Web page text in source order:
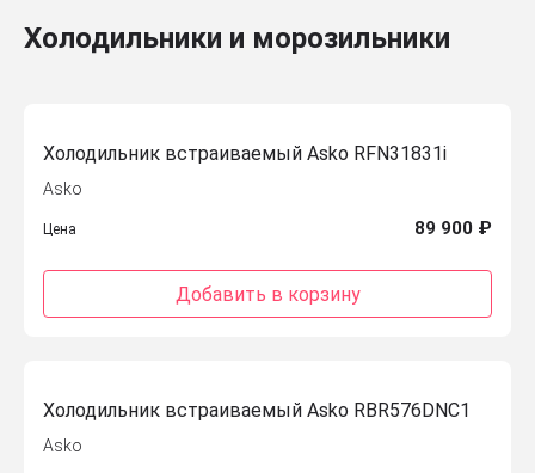
Холодильники и морозильники
Холодильник встраиваемый Asko RFN31831i
Asko
Цена 89 900 ₽
Добавить в корзину
Холодильник встраиваемый Asko RBR576DNC1
Asko